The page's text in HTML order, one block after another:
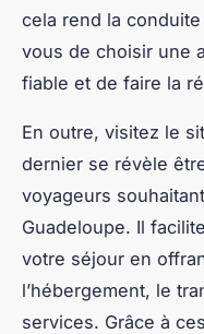
cela rend la
vous de choisir une
fiable et de faire la
En outre, visitez le
dernier se révèle
voyageurs
Guadeloupe. Il
votre séjour en
l’hébergement, le
services. Grâce à